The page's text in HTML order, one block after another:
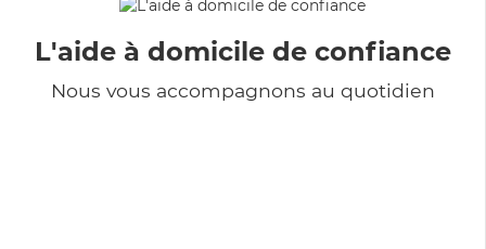
L'aide à domicile de confiance
Nous vous accompagnons au quotidien